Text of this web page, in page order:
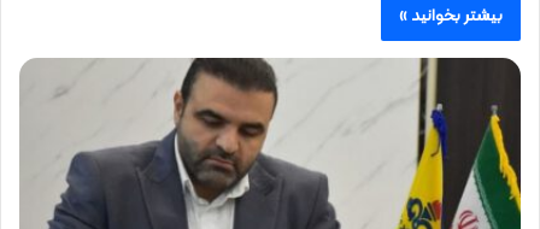
بیشتر بخوانید »